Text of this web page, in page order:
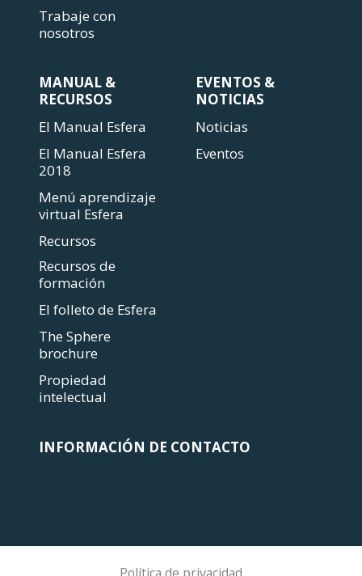
Trabaje con
nosotros
MANUAL &
RECURSOS
El Manual Esfera
El Manual Esfera
2018
Menú aprendizaje
virtual Esfera
Recursos
Recursos de
formación
El folleto de Esfera
The Sphere
brochure
Propiedad
intelectual
EVENTOS &
NOTICIAS
Noticias
Eventos
INFORMACIÓN DE CONTACTO